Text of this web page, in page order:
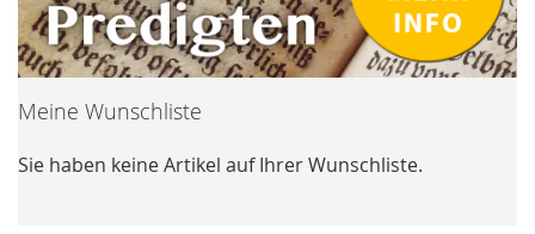
Meine Wunschliste
Sie haben keine Artikel auf Ihrer Wunschliste.